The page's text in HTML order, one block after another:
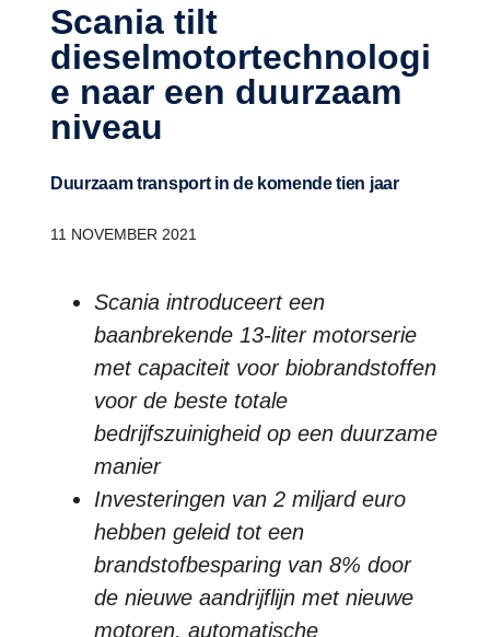
Scania tilt
dieselmotortechnologi
e naar een duurzaam
niveau
Duurzaam transport in de komende tien jaar
11 NOVEMBER 2021
Scania introduceert een
baanbrekende 13-liter motorserie
met capaciteit voor biobrandstoffen
voor de beste totale
bedrijfszuinigheid op een duurzame
manier
Investeringen van 2 miljard euro
hebben geleid tot een
brandstofbesparing van 8% door
de nieuwe aandrijflijn met nieuwe
motoren, automatische